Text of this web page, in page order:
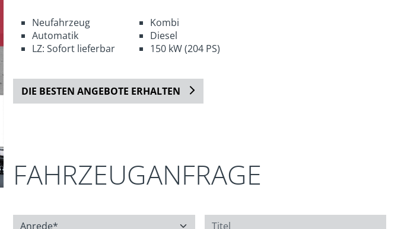
Neufahrzeug
Automatik
LZ: Sofort lieferbar
Kombi
Diesel
150 kW (204 PS)
DIE BESTEN ANGEBOTE ERHALTEN
FAHRZEUGANFRAGE